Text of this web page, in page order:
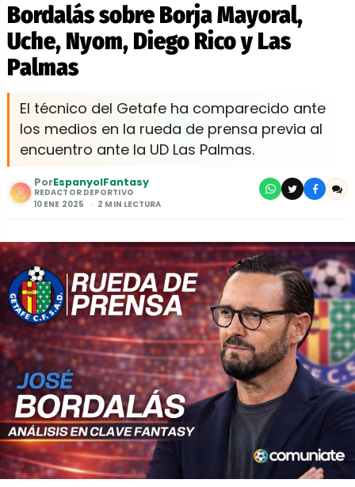
Bordalás sobre Borja Mayoral,
Uche, Nyom, Diego Rico y Las
Palmas
El técnico del Getafe ha comparecido ante
los medios en la rueda de prensa previa al
encuentro ante la UD Las Palmas.
PorEspanyolFantasy
REDACTOR DEPORTIVO
10 ENE 2025
2 MIN LECTURA